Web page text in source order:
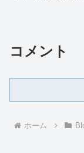
コメント
ホーム